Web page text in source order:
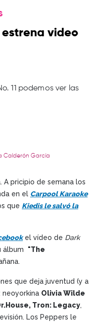
estrena video
11 podemos ver las
Calderón García
A pricipio de semana los
en el Carpool Karaoke
que Kiedis le salvó la
el vídeo de Dark
álbum "The
que deja juventud (y a
neoyorkina Olivia Wilde
Tron: Legacy,
Los Peppers le